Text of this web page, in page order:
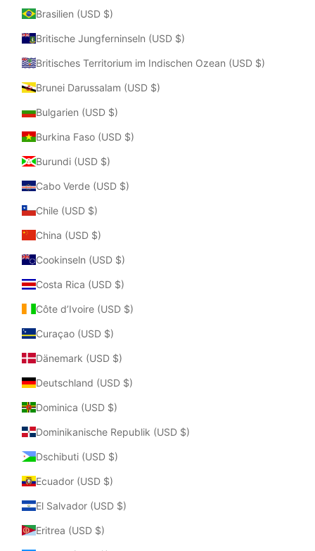
Brasilien (USD $)
Britische Jungferninseln (USD $)
Britisches Territorium im Indischen Ozean (USD $)
Brunei Darussalam (USD $)
Bulgarien (USD $)
Burkina Faso (USD $)
Burundi (USD $)
Cabo Verde (USD $)
Chile (USD $)
China (USD $)
Cookinseln (USD $)
Costa Rica (USD $)
Côte d’Ivoire (USD $)
Curaçao (USD $)
Dänemark (USD $)
Deutschland (USD $)
Dominica (USD $)
Dominikanische Republik (USD $)
Dschibuti (USD $)
Ecuador (USD $)
El Salvador (USD $)
Eritrea (USD $)